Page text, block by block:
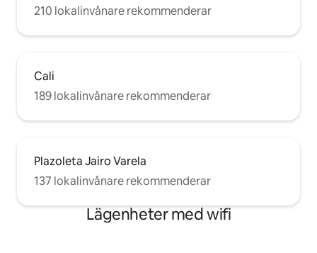
210 lokalinvånare rekommenderar
Cali
189 lokalinvånare rekommenderar
Plazoleta Jairo Varela
137 lokalinvånare rekommenderar
Lägenheter med wifi